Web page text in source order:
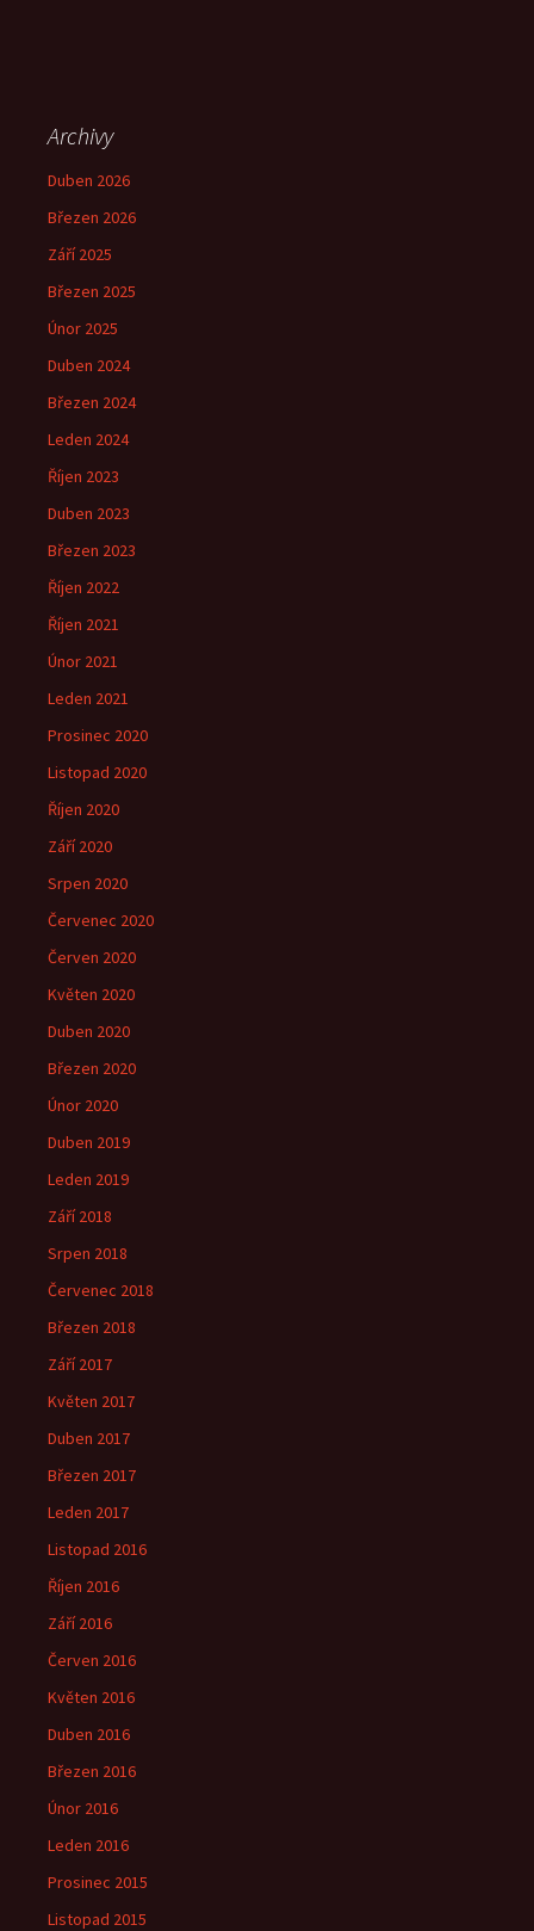
Archivy
Duben 2026
Březen 2026
Září 2025
Březen 2025
Únor 2025
Duben 2024
Březen 2024
Leden 2024
Říjen 2023
Duben 2023
Březen 2023
Říjen 2022
Říjen 2021
Únor 2021
Leden 2021
Prosinec 2020
Listopad 2020
Říjen 2020
Září 2020
Srpen 2020
Červenec 2020
Červen 2020
Květen 2020
Duben 2020
Březen 2020
Únor 2020
Duben 2019
Leden 2019
Září 2018
Srpen 2018
Červenec 2018
Březen 2018
Září 2017
Květen 2017
Duben 2017
Březen 2017
Leden 2017
Listopad 2016
Říjen 2016
Září 2016
Červen 2016
Květen 2016
Duben 2016
Březen 2016
Únor 2016
Leden 2016
Prosinec 2015
Listopad 2015